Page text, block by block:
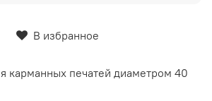
В избранное
карманных печатей диаметром 40